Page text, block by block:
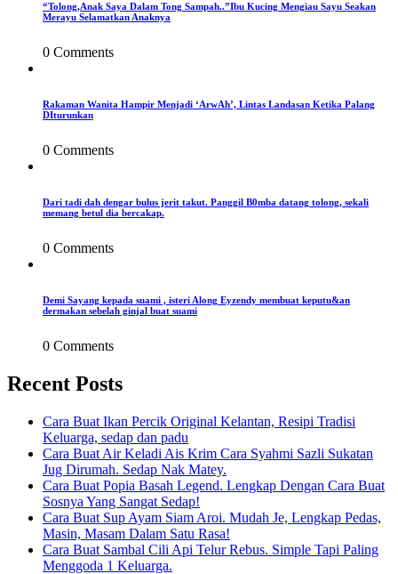
“Tolong,Anak Saya Dalam Tong Sampah..”Ibu Kucing Mengiau Sayu Seakan
Merayu Selamatkan Anaknya
0 Comments
Rakaman Wanita Hampir Menjadi ‘ArwAh’, Lintas Landasan Ketika Palang
DIturunkan
0 Comments
Dari tadi dah dengar bulus jerit takut. Panggil B0mba datang tolong, sekali
memang betul dia bercakap.
0 Comments
Demi Sayang kepada suami , isteri Along Eyzendy membuat keputu&an
dermakan sebelah ginjal buat suami
0 Comments
Recent Posts
Cara Buat Ikan Percik Original Kelantan, Resipi Tradisi
Keluarga, sedap dan padu
Cara Buat Air Keladi Ais Krim Cara Syahmi Sazli Sukatan
Jug Dirumah. Sedap Nak Matey.
Cara Buat Popia Basah Legend. Lengkap Dengan Cara Buat
Sosnya Yang Sangat Sedap!
Cara Buat Sup Ayam Siam Aroi. Mudah Je, Lengkap Pedas,
Masin, Masam Dalam Satu Rasa!
Cara Buat Sambal Cili Api Telur Rebus. Simple Tapi Paling
Menggoda 1 Keluarga.